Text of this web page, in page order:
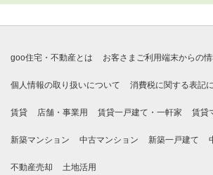
goo住宅・不動産とは お客さまご利用端末からの
個人情報の取り扱いについて 消費税に関する表記
賃貸 店舗・事業用 賃貸一戸建て・一軒家 賃貸
新築マンション 中古マンション 新築一戸建て
不動産売却 土地活用